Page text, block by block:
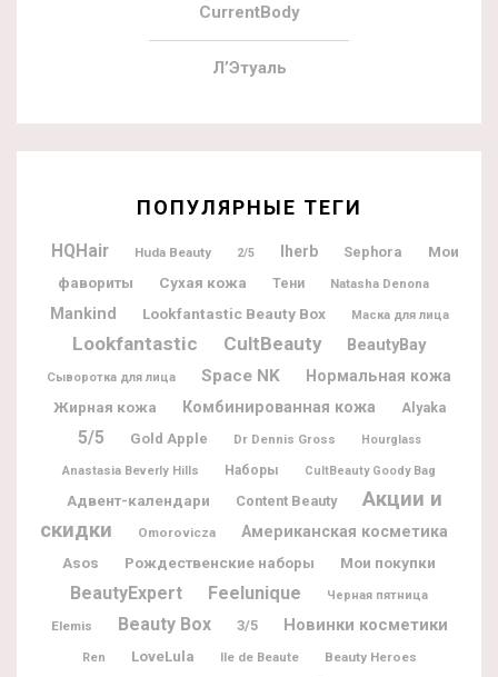
CurrentBody
Л’Этуаль
ПОПУЛЯРНЫЕ ТЕГИ
HQHair Huda Beauty 2/5 Iherb Sephora
Мои
фавориты
Сухая кожа Тени Natasha Denona
Mankind Lookfantastic Beauty Box Маска для лица
Lookfantastic CultBeauty BeautyBay
Сыворотка для лица Space NK
Нормальная кожа
Жирная кожа
Комбинированная кожа Alyaka
5/5 Gold Apple Dr Dennis Gross Hourglass
Anastasia Beverly Hills Наборы CultBeauty Goody Bag
Адвент-календари Content Beauty
Акции и
скидки
Omorovicza Американская косметика
Asos Рождественские наборы Мои покупки
BeautyExpert Feelunique Черная пятница
Elemis Beauty Box 3/5 Новинки косметики
Ren LoveLula Ile de Beaute Beauty Heroes